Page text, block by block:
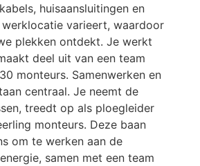
huisaansluitingen en
varieert, waardoor
plekken ontdekt. Je werkt
deel uit van een team
monteurs. Samenwerken en
centraal. Je neemt de
treedt op als ploegleider
monteurs. Deze baan
om te werken aan de
samen met een team